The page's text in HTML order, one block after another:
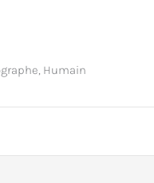
Humain